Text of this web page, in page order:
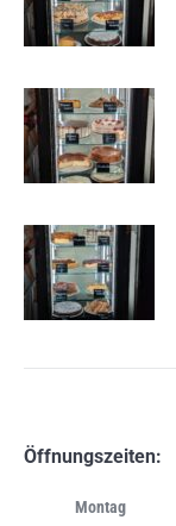
Öffnungszeiten:
Montag